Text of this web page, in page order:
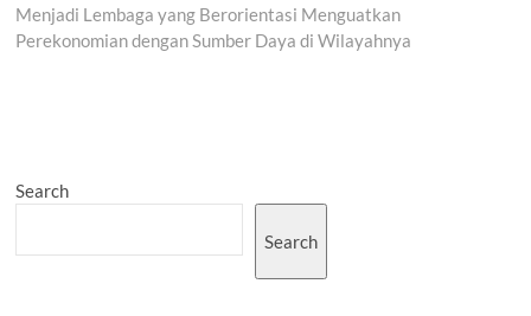
Menjadi Lembaga yang Berorientasi Menguatkan
Perekonomian dengan Sumber Daya di Wilayahnya
Search
Search